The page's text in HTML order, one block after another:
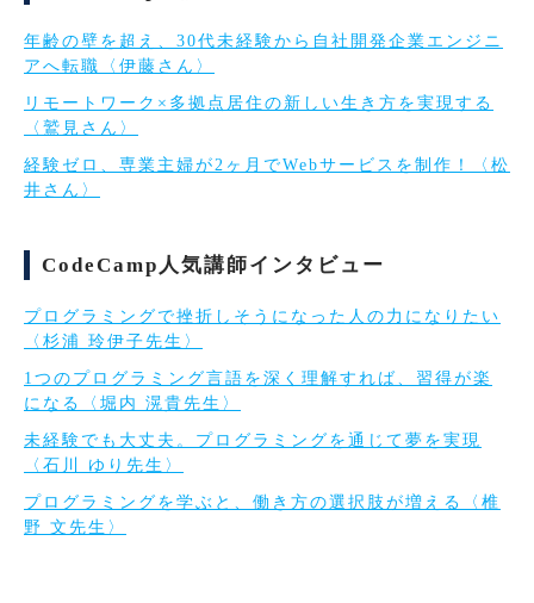
年齢の壁を超え、30代未経験から自社開発企業エンジニ
アへ転職〈伊藤さん〉
リモートワーク×多拠点居住の新しい生き方を実現する
〈鷲見さん〉
経験ゼロ、専業主婦が2ヶ月でWebサービスを制作！〈松
井さん〉
CodeCamp人気講師インタビュー
プログラミングで挫折しそうになった人の力になりたい
〈杉浦 玲伊子先生〉
1つのプログラミング言語を深く理解すれば、習得が楽
になる〈堀内 滉貴先生〉
未経験でも大丈夫。プログラミングを通じて夢を実現
〈石川 ゆり先生〉
プログラミングを学ぶと、働き方の選択肢が増える〈椎
野 文先生〉